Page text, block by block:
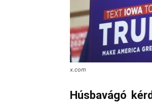
x.com
Húsbavágó